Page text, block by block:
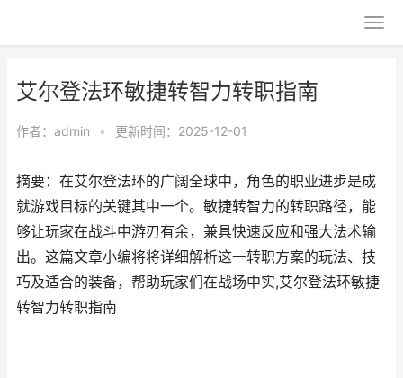
艾尔登法环敏捷转智力转职指南
作者： admin • 更新时间：2025-12-01
摘要：在艾尔登法环的广阔全球中，角色的职业进步是成
就游戏目标的关键其中一个。敏捷转智力的转职路径，能
够让玩家在战斗中游刃有余，兼具快速反应和强大法术输
出。这篇文章小编将将详细解析这一转职方案的玩法、技
巧及适合的装备，帮助玩家们在战场中实,艾尔登法环敏捷
转智力转职指南